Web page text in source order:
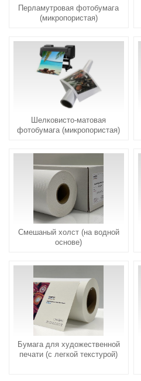
Перламутровая фотобумага
(микропористая)
Шелковисто-матовая
фотобумага (микропористая)
Смешаный холст (на водной
основе)
Бумага для художественной
печати (с легкой текстурой)